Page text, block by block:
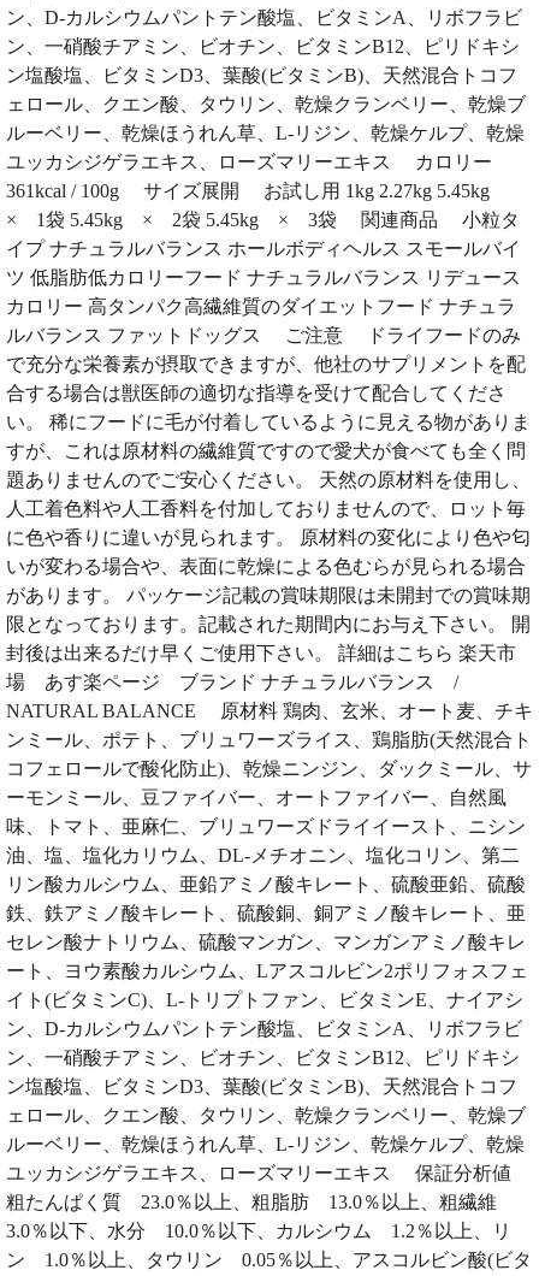
ン、D-カルシウムパントテン酸塩、ビタミンA、リボフラビ
ン、一硝酸チアミン、ビオチン、ビタミンB12、ピリドキシ
ン塩酸塩、ビタミンD3、葉酸(ビタミンB)、天然混合トコフ
ェロール、クエン酸、タウリン、乾燥クランベリー、乾燥ブ
ルーベリー、乾燥ほうれん草、L-リジン、乾燥ケルプ、乾燥
ユッカシジゲラエキス、ローズマリーエキス カロリー
361kcal / 100g サイズ展開 お試し用 1kg 2.27kg 5.45kg
× 1袋 5.45kg × 2袋 5.45kg × 3袋 関連商品 小粒タ
イプ ナチュラルバランス ホールボディヘルス スモールバイ
ツ 低脂肪低カロリーフード ナチュラルバランス リデュース
カロリー 高タンパク高繊維質のダイエットフード ナチュラ
ルバランス ファットドッグス ご注意 ドライフードのみ
で充分な栄養素が摂取できますが、他社のサプリメントを配
合する場合は獣医師の適切な指導を受けて配合してくださ
い。 稀にフードに毛が付着しているように見える物がありま
すが、これは原材料の繊維質ですので愛犬が食べても全く問
題ありませんのでご安心ください。 天然の原材料を使用し、
人工着色料や人工香料を付加しておりませんので、ロット毎
に色や香りに違いが見られます。 原材料の変化により色や匂
いが変わる場合や、表面に乾燥による色むらが見られる場合
があります。 パッケージ記載の賞味期限は未開封での賞味期
限となっております。記載された期間内にお与え下さい。 開
封後は出来るだけ早くご使用下さい。 詳細はこちら 楽天市
場 あす楽ページ ブランド ナチュラルバランス /
NATURAL BALANCE 原材料 鶏肉、玄米、オート麦、チキ
ンミール、ポテト、ブリュワーズライス、鶏脂肪(天然混合ト
コフェロールで酸化防止)、乾燥ニンジン、ダックミール、サ
ーモンミール、豆ファイバー、オートファイバー、自然風
味、トマト、亜麻仁、ブリュワーズドライイースト、ニシン
油、塩、塩化カリウム、DL-メチオニン、塩化コリン、第二
リン酸カルシウム、亜鉛アミノ酸キレート、硫酸亜鉛、硫酸
鉄、鉄アミノ酸キレート、硫酸銅、銅アミノ酸キレート、亜
セレン酸ナトリウム、硫酸マンガン、マンガンアミノ酸キレ
ート、ヨウ素酸カルシウム、Lアスコルビン2ポリフォスフェ
イト(ビタミンC)、L-トリプトファン、ビタミンE、ナイアシ
ン、D-カルシウムパントテン酸塩、ビタミンA、リボフラビ
ン、一硝酸チアミン、ビオチン、ビタミンB12、ピリドキシ
ン塩酸塩、ビタミンD3、葉酸(ビタミンB)、天然混合トコフ
ェロール、クエン酸、タウリン、乾燥クランベリー、乾燥ブ
ルーベリー、乾燥ほうれん草、L-リジン、乾燥ケルプ、乾燥
ユッカシジゲラエキス、ローズマリーエキス 保証分析値
粗たんぱく質 23.0％以上、粗脂肪 13.0％以上、粗繊維
3.0％以下、水分 10.0％以下、カルシウム 1.2％以上、リ
ン 1.0％以上、タウリン 0.05％以上、アスコルビン酸(ビタ